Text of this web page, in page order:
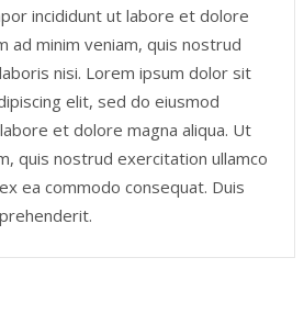
incididunt ut labore et dolore
ad minim veniam, quis nostrud
nisi. Lorem ipsum dolor sit
elit, sed do eiusmod
et dolore magna aliqua. Ut
quis nostrud exercitation ullamco
ea commodo consequat. Duis